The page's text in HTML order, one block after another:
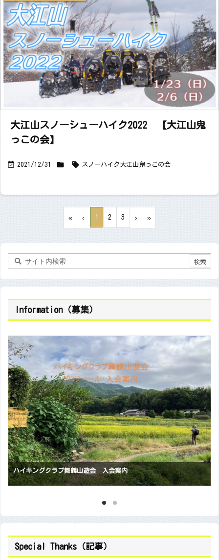
大江山スノーシューハイク2022 【大江山鬼
っこの会】
 2021/12/31   スノーハイク 大江山 鬼っこの会
« ‹ 1 2 3 › »
Information（募集）
会員随時募集中です 【福知山山の会】
Special Thanks（記事）